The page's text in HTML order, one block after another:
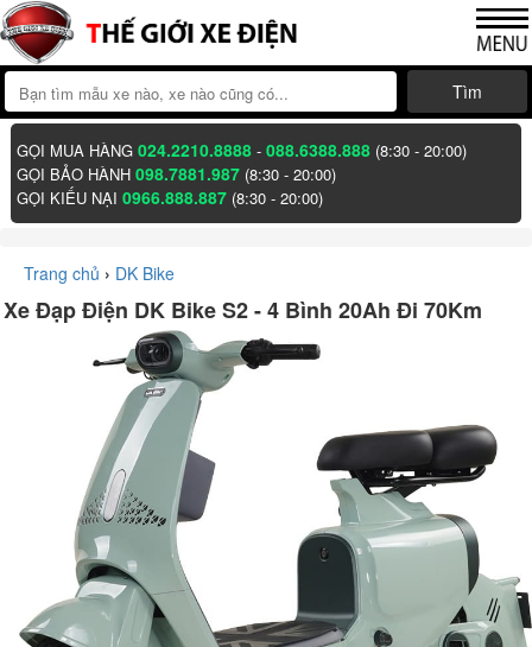
Tìm
GỌI MUA HÀNG024.2210.8888 -088.6388.888 (8:30 - 20:00)
GỌI BẢO HÀNH098.7881.987 (8:30 - 20:00)
GỌI KIẾU NẠI0966.888.887 (8:30 - 20:00)
Trang chủ › DK Bike
Xe Đạp Điện DK Bike S2 - 4 Bình 20Ah Đi 70Km